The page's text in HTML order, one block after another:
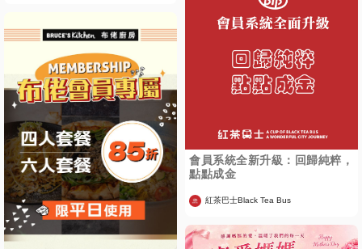
會員系統全新升級：回歸純粹，
點點成金
紅茶巴士Black Tea Bus